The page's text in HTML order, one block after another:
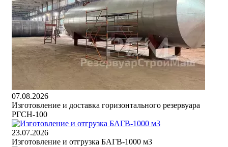
07.08.2026
Изготовление и доставка горизонтального резервуара
РГСН-100
23.07.2026
Изготовление и отгрузка БАГВ-1000 м3